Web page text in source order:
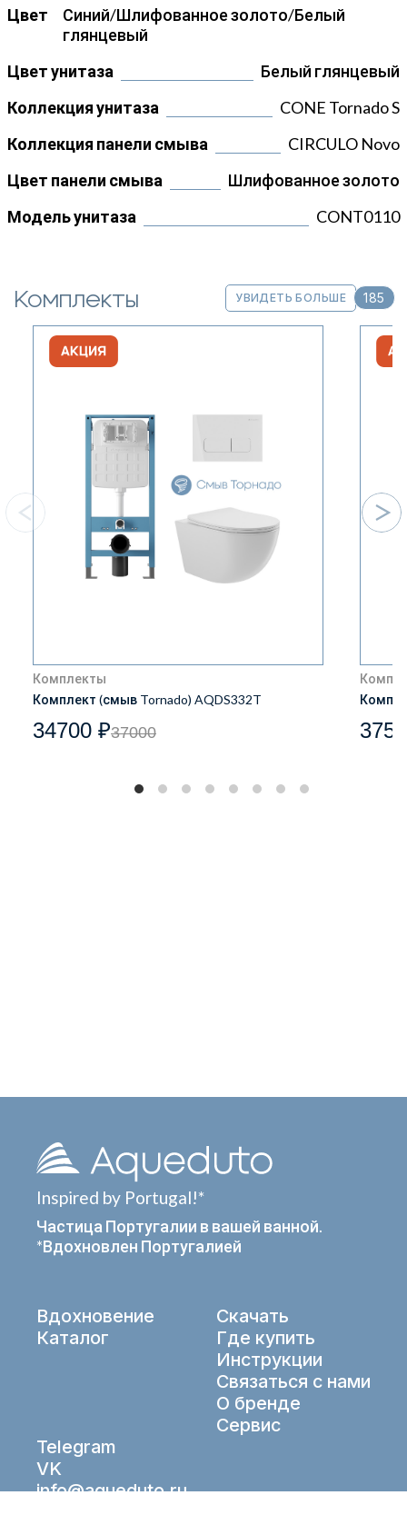
Цвет
Синий/Шлифованное золото/Белый
глянцевый
Цвет унитаза
Белый глянцевый
Коллекция унитаза
CONE Tornado S
Коллекция панели смыва
CIRCULO Novo
Цвет панели смыва
Шлифованное золото
Модель унитаза
CONT0110
Комплекты УВИДЕТЬ БОЛЬШЕ 185
Комплекты
Комплект (смыв Tornado) AQDS332T
34700 ₽37000
Inspired by Portugal!*
Частица Португалии в вашей ванной.
*Вдохновлен Португалией
Вдохновение
Каталог
Скачать
Где купить
Инструкции
Связаться с нами
О бренде
Сервис
Telegram
VK
info@aqueduto.ru